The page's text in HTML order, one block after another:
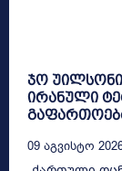
ჯო
ირანული
09 Აგვისტო